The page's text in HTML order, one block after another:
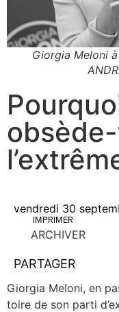
Giorgia Meloni
vendredi 30
IMPRIMER
ARCHIVER
PARTAGER
Gior­gia Melo­ni, en
toire de son par­ti